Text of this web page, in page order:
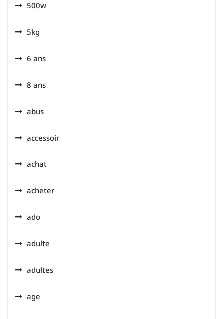
500w
5kg
6 ans
8 ans
abus
accessoir
achat
acheter
ado
adulte
adultes
age